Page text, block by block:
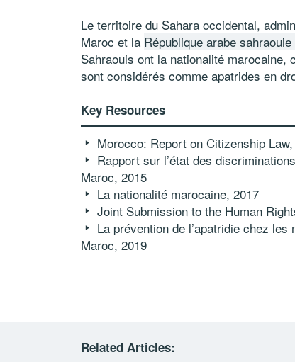
Le territoire du Sahara occidental,
Maroc et la République arabe
Sahraouis ont la nationalité
sont considérés comme apatrides en
Key Resources
Morocco: Report on Citizenship
Rapport sur l’état des
Maroc, 2015
La nationalité marocaine, 2017
Joint Submission to the Human
La prévention de l’apatridie chez
Maroc, 2019
Related Articles: